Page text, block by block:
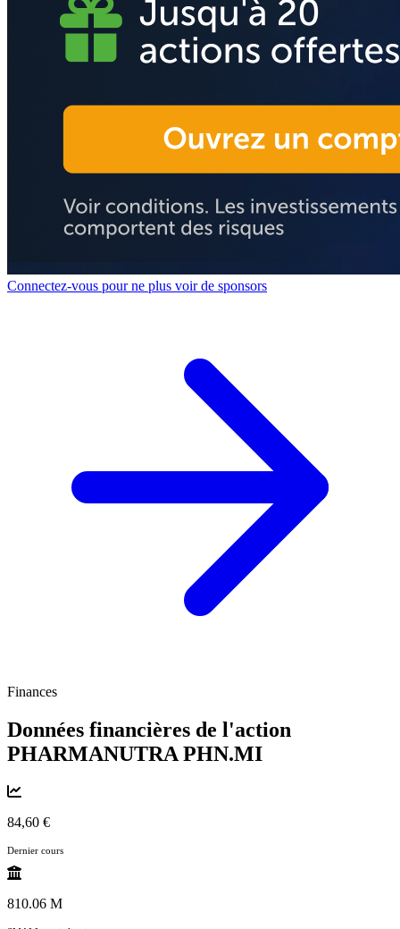
Connectez-vous pour ne plus voir de sponsors
Finances
Données financières de l'action
PHARMANUTRA PHN.MI
84,60 €
Dernier cours
810.06 M